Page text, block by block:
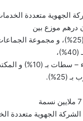
الجهوية متعددة
مساهمة الدولة بـ (25%)، و مجموعة
و جهة الدار البيضاء
(25%).
الجهوية متعددة